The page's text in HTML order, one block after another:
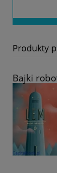
Produkty
Bajki